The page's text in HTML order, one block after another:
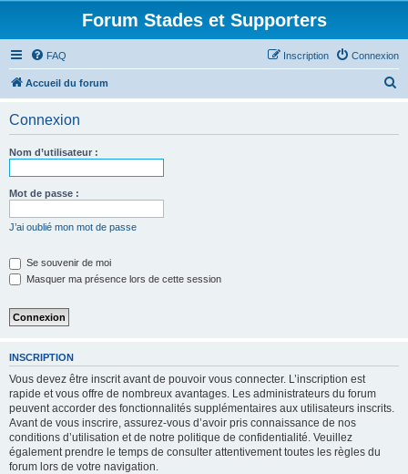
Forum Stades et Supporters
FAQ Connexion
Inscription
Accueil du forum
Connexion
Nom d’utilisateur :
Mot de passe :
J’ai oublié mon mot de passe
Se souvenir de moi
Masquer ma présence lors de cette session
INSCRIPTION
Vous devez être inscrit avant de pouvoir vous connecter. L’inscription est
rapide et vous offre de nombreux avantages. Les administrateurs du forum
peuvent accorder des fonctionnalités supplémentaires aux utilisateurs inscrits.
Avant de vous inscrire, assurez-vous d’avoir pris connaissance de nos
conditions d’utilisation et de notre politique de confidentialité. Veuillez
également prendre le temps de consulter attentivement toutes les règles du
forum lors de votre navigation.